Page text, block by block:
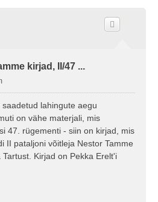
kirjad, II/47 ...
lahingute aegu
on vähe materjali, mis
47. rügementi - siin on kirjad, mis
II pataljoni võitleja Nestor Tamme
Kirjad on Pekka Erelt'i